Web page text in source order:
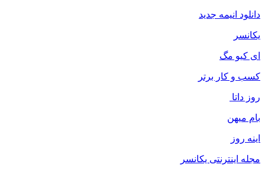
دانلود انیمه جدید
یکانسر
ای کیو مگ
کسب و کار برتر
روز داتا
بام میهن
اینه روز
مجله اینترنتی یکانسر